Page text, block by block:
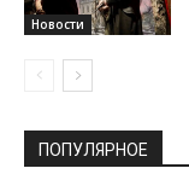
Новости
ПОПУЛЯРНОЕ